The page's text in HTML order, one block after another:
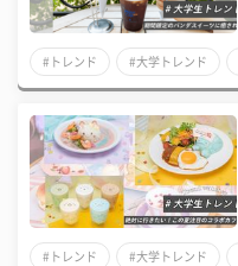
#トレンド #大学トレンド
#トレンド #大学トレンド